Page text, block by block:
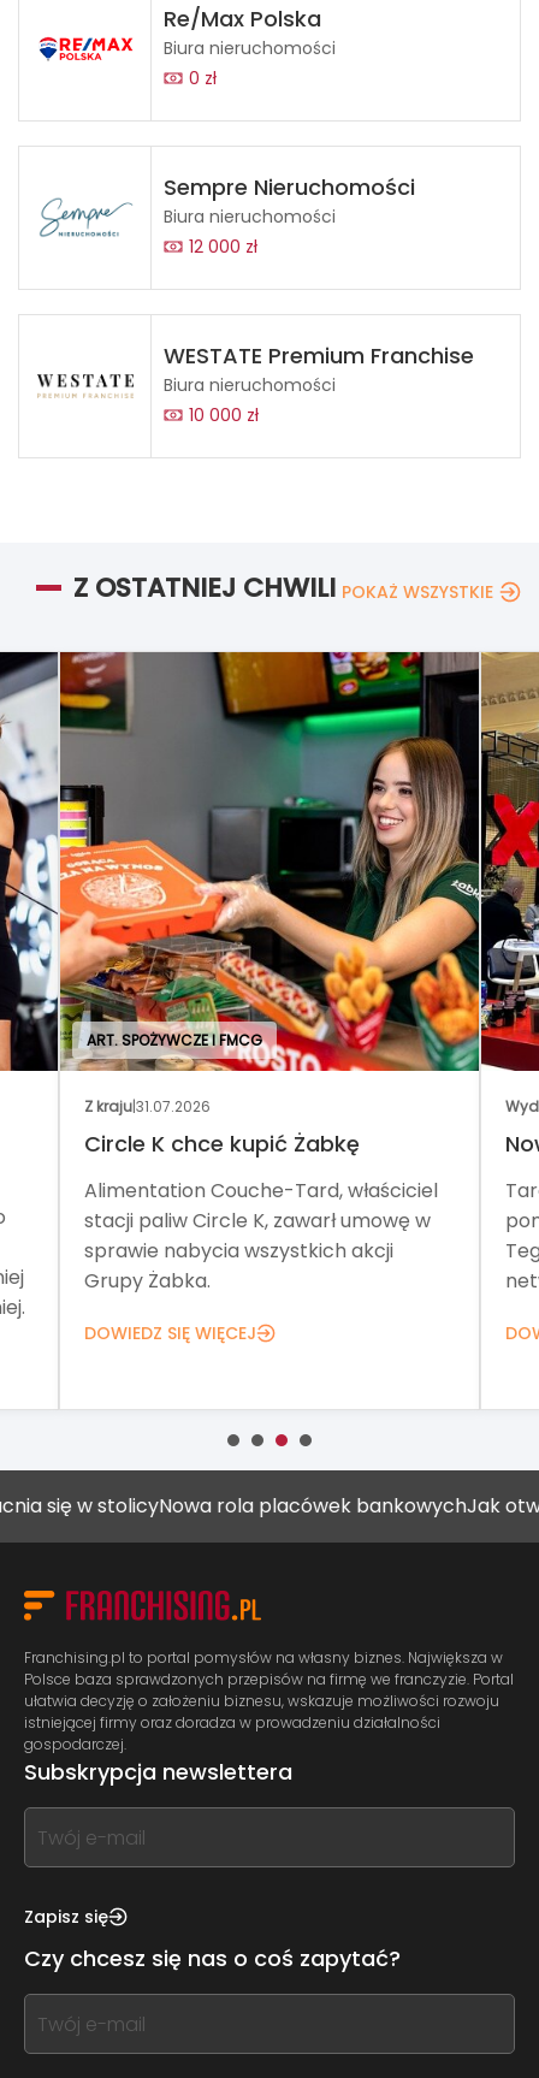
Re/Max Polska
Biura nieruchomości
0 zł
Sempre Nieruchomości
Biura nieruchomości
12 000 zł
WESTATE Premium Franchise
Biura nieruchomości
10 000 zł
Z OSTATNIEJ CHWILI POKAŻ WSZYSTKIE
ART. SPOŻYWCZE I FMCG
Z kraju|31.07.2026
Circle K chce kupić Żabkę
Alimentation Couche-Tard, właściciel
stacji paliw Circle K, zawarł umowę w
sprawie nabycia wszystkich akcji
Grupy Żabka.
DOWIEDZ SIĘ WIĘCEJ
stolicyNowa rola placówek bankowychJak otworzyć
Franchising.pl to portal pomysłów na własny biznes. Największa w
Polsce baza sprawdzonych przepisów na firmę we franczyzie. Portal
ułatwia decyzję o założeniu biznesu, wskazuje możliwości rozwoju
istniejącej firmy oraz doradza w prowadzeniu działalności
gospodarczej.
Subskrypcja newslettera
If
you
this,
this
form
field
blank
Zapisz się
Czy chcesz się nas o coś zapytać?
If
you